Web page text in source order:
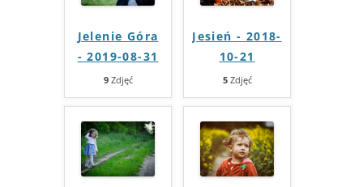
Jelenie Góra
- 2019-08-31
9Zdjęć
Jesień - 2018-
10-21
5Zdjęć